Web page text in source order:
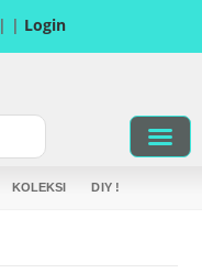
| | Login
KOLEKSI DIY !